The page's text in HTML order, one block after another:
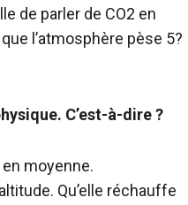
de parler de CO2 en
l’atmosphère pèse 5?
C’est-à-dire ?
moyenne.
Qu’elle réchauffe